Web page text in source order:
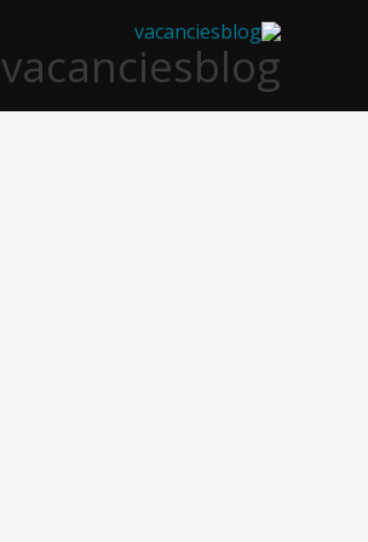
vacanciesblog